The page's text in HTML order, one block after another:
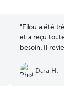
“Filou a été très
et a reçu toute
besoin. Il
Dara H.